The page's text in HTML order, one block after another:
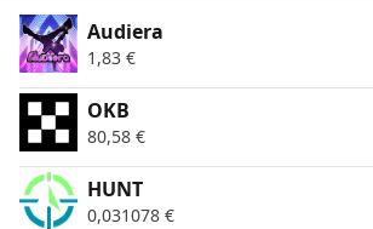
Audiera
1,83 €
OKB
80,58 €
HUNT
0,031078 €